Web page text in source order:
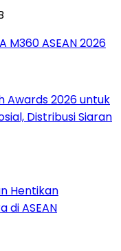
M360 ASEAN 2026
Awards 2026 untuk
Distribusi Siaran
Hentikan
di ASEAN